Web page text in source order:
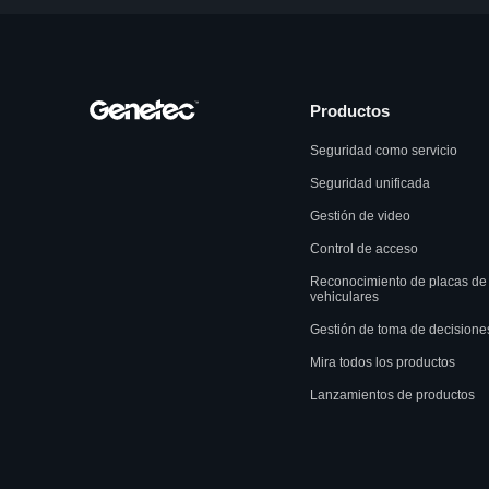
Productos
Seguridad como servicio
Seguridad unificada
Gestión de video
Control de acceso
Reconocimiento de placas de
vehiculares
Gestión de toma de
Mira todos los productos
Lanzamientos de productos